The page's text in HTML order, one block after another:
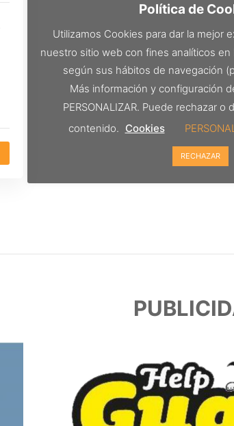
Política de
Utilizamos Cookies para dar la mejor
nuestro sitio web con fines analíticos
según sus hábitos de navegación
Más información y configuración
PERSONALIZAR. Puede rechazar
contenido. Cookies
RECHAZAR